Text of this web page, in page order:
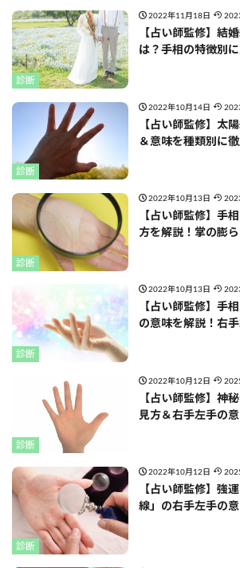
診断
2022年11月18日
【占い師監修】結
は？手相の特徴別
診断
2022年10月14日
【占い師監修】太
＆意味を種類別に
診断
2022年10月13日
【占い師監修】手
方を解説！掌の膨
診断
2022年10月13日
【占い師監修】手
の意味を解説！右
診断
2022年10月12日
【占い師監修】神
見方＆右手左手の
診断
2022年10月12日
【占い師監修】強
線」の右手左手の